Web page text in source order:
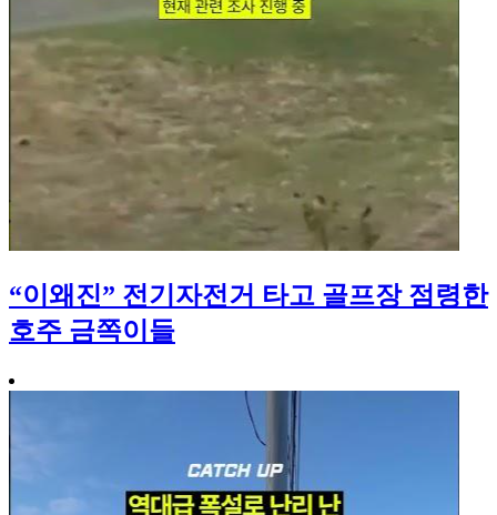
“이왜진” 전기자전거 타고 골프장 점령한
호주 금쪽이들